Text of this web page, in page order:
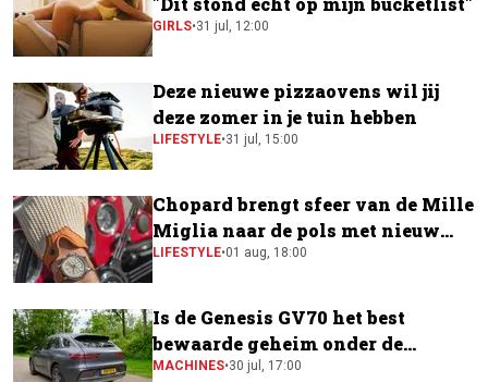
GIRLS•31 jul, 12:00
Deze nieuwe pizzaovens wil jij
deze zomer in je tuin hebben
LIFESTYLE•31 jul, 15:00
Chopard brengt sfeer van de Mille
Miglia naar de pols met nieuw
horloge
LIFESTYLE•01 aug, 18:00
Is de Genesis GV70 het best
bewaarde geheim onder de
elektrische SUV's?
MACHINES•30 jul, 17:00